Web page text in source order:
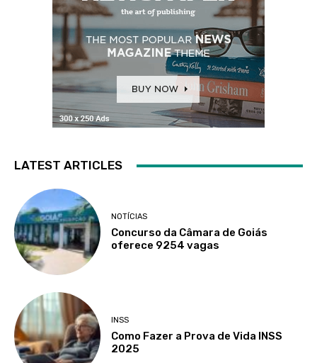
LATEST ARTICLES
NOTÍCIAS
Concurso da Câmara de Goiás
oferece 9254 vagas
INSS
Como Fazer a Prova de Vida INSS
2025